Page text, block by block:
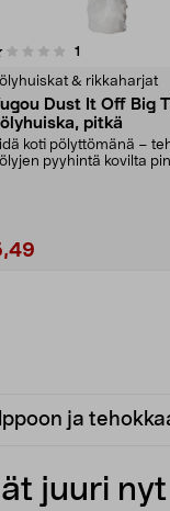
1
& rikkaharjat
Dust It Off Big
pitkä
koti pölyttömänä –
pyyhintä kovilta
0.0 viidestä
ja
juuri nyt